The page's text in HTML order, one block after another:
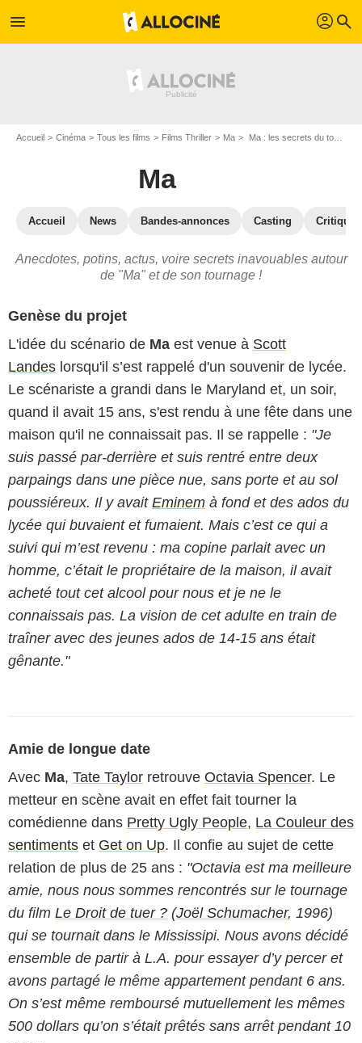
menu profil search
Accueil Cinéma Tous les films Films Thriller Ma Ma : les secrets du tournage
Ma
Accueil News Bandes-annonces Casting
Anecdotes, potins, actus, voire secrets inavouables autour
de "Ma" et de son tournage !
Genèse du projet
L'idée du scénario de Ma est venue à Scott
Landes lorsqu'il s’est rappelé d'un souvenir de lycée.
Le scénariste a grandi dans le Maryland et, un soir,
quand il avait 15 ans, s'est rendu à une fête dans une
maison qu'il ne connaissait pas. Il se rappelle : "Je
suis passé par-derrière et suis rentré entre deux
parpaings dans une pièce nue, sans porte et au sol
poussiéreux. Il y avait Eminem à fond et des ados du
lycée qui buvaient et fumaient. Mais c’est ce qui a
suivi qui m’est revenu : ma copine parlait avec un
homme, c’était le propriétaire de la maison, il avait
acheté tout cet alcool pour nous et je ne le
connaissais pas. La vision de cet adulte en train de
traîner avec des jeunes ados de 14-15 ans était
gênante."
Amie de longue date
Avec Ma, Tate Taylor retrouve Octavia Spencer. Le
metteur en scène avait en effet fait tourner la
comédienne dans Pretty Ugly People, La Couleur des
sentiments et Get on Up. Il confie au sujet de cette
relation de plus de 25 ans : "Octavia est ma meilleure
amie, nous nous sommes rencontrés sur le tournage
du film Le Droit de tuer ? (Joël Schumacher, 1996)
qui se tournait dans le Mississipi. Nous avons décidé
ensemble de partir à L.A. pour essayer d’y percer et
avons partagé le même appartement pendant 6 ans.
On s’est même remboursé mutuellement les mêmes
500 dollars qu’on s’était prêtés sans arrêt pendant 10